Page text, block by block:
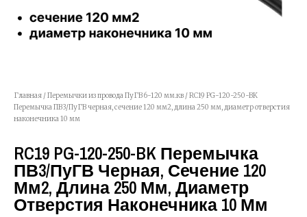
Главная /Перемычки из провода ПуГВ 6-120 мм.кв / RC19 PG-120-250-BK
Перемычка ПВ3/ПуГВ черная, сечение 120 мм2, длина 250 мм, диаметр отверстия
наконечника 10 мм
RC19 PG-120-250-BK Перемычка
ПВ3/ПуГВ Черная, Сечение 120
Мм2, Длина 250 Мм, Диаметр
Отверстия Наконечника 10 Мм